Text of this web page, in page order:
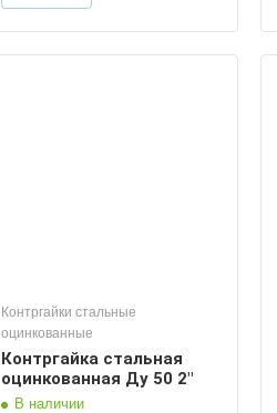
Контргайки стальные
оцинкованные
Контргайка стальная
оцинкованная Ду 50 2"
В наличии